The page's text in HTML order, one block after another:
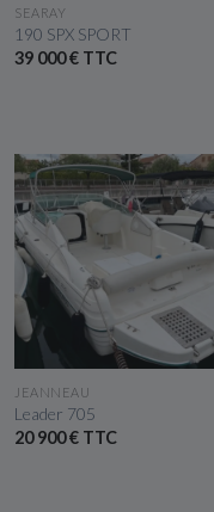
SEARAY
190 SPX SPORT
39 000 € TTC
VOIR LE BATEAU
JEANNEAU
Leader 705
20 900 € TTC